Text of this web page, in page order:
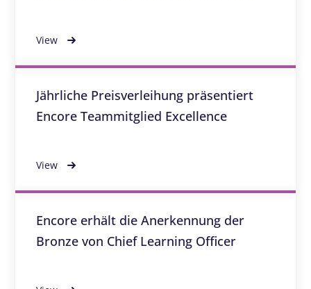
View
Jährliche Preisverleihung präsentiert
Encore Teammitglied Excellence
View
Encore erhält die Anerkennung der
Bronze von Chief Learning Officer